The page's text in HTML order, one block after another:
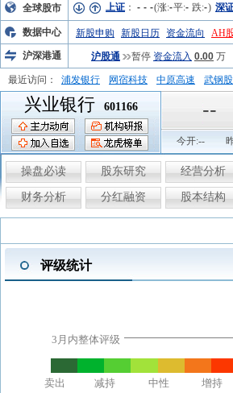
全球股市 上证 ： - - -(涨:-平:- 跌:-) 深
数据中心 新股申购 新股日历 资金流向 AH
沪深港通
沪股通 暂停 资金流入 0.00 万
最近访问： 浦发银行 网宿科技 中原高速 武钢
弘业股份
富临运业
兴业银行 601166 --
今开:--
操盘必读 股东研究 经营分析
财务分析 分红融资 股本结构
评级统计
3月内整体评级
卖出 减持 中性 增持